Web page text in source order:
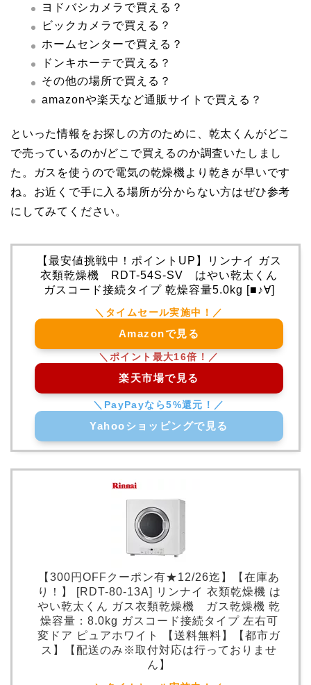
ヨドバシカメラで買える？
ビックカメラで買える？
ホームセンターで買える？
ドンキホーテで買える？
その他の場所で買える？
amazonや楽天など通販サイトで買える？
といった情報をお探しの方のために、乾太くんがどこ
で売っているのか/どこで買えるのか調査いたしまし
た。ガスを使うので電気の乾燥機より乾きが早いです
ね。お近くで手に入る場所が分からない方はぜひ参考
にしてみてください。
【最安値挑戦中！ポイントUP】リンナイ ガス
衣類乾燥機 RDT-54S-SV はやい乾太くん
ガスコード接続タイプ 乾燥容量5.0kg [■♪∀]
Amazonで見る
楽天市場で見る
Yahooショッピングで見る
【300円OFFクーポン有★12/26迄】【在庫あ
り！】 [RDT-80-13A] リンナイ 衣類乾燥機 は
やい乾太くん ガス衣類乾燥機 ガス乾燥機 乾
燥容量：8.0kg ガスコード接続タイプ 左右可
変ドア ピュアホワイト 【送料無料】【都市ガ
ス】【配送のみ※取付対応は行っておりませ
ん】